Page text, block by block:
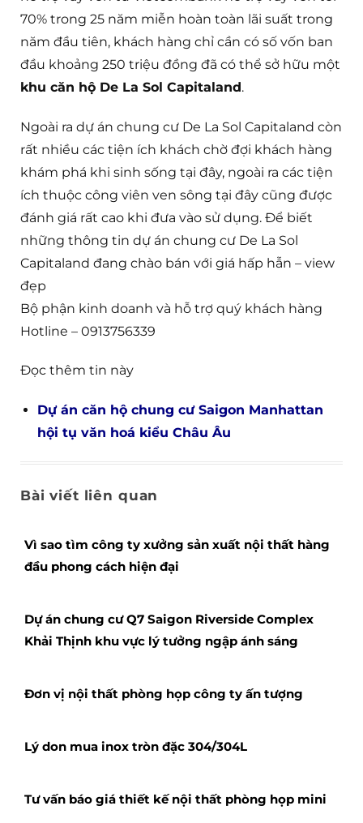
70% trong 25 năm miễn hoàn toàn lãi suất trong
năm đầu tiên, khách hàng chỉ cần có số vốn ban
đầu khoảng 250 triệu đồng đã có thể sở hữu một
khu căn hộ De La Sol Capitaland.
Ngoài ra dự án chung cư De La Sol Capitaland còn
rất nhiều các tiện ích khách chờ đợi khách hàng
khám phá khi sinh sống tại đây, ngoài ra các tiện
ích thuộc công viên ven sông tại đây cũng được
đánh giá rất cao khi đưa vào sử dụng. Để biết
những thông tin dự án chung cư De La Sol
Capitaland đang chào bán với giá hấp hẫn – view
đẹp
Bộ phận kinh doanh và hỗ trợ quý khách hàng
Hotline – 0913756339
Đọc thêm tin này
Dự án căn hộ chung cư Saigon Manhattan
hội tụ văn hoá kiểu Châu Âu
Bài viết liên quan
Vì sao tìm công ty xưởng sản xuất nội thất hàng
đầu phong cách hiện đại
Dự án chung cư Q7 Saigon Riverside Complex
Khải Thịnh khu vực lý tưởng ngập ánh sáng
Đơn vị nội thất phòng họp công ty ấn tượng
Lý don mua inox tròn đặc 304/304L
Tư vấn báo giá thiết kế nội thất phòng họp mini